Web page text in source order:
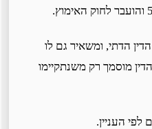
הדתי, ומשאיר גם לו
סעיף 27, בית הדין מוסמך רק משנתקיימו
העניין.